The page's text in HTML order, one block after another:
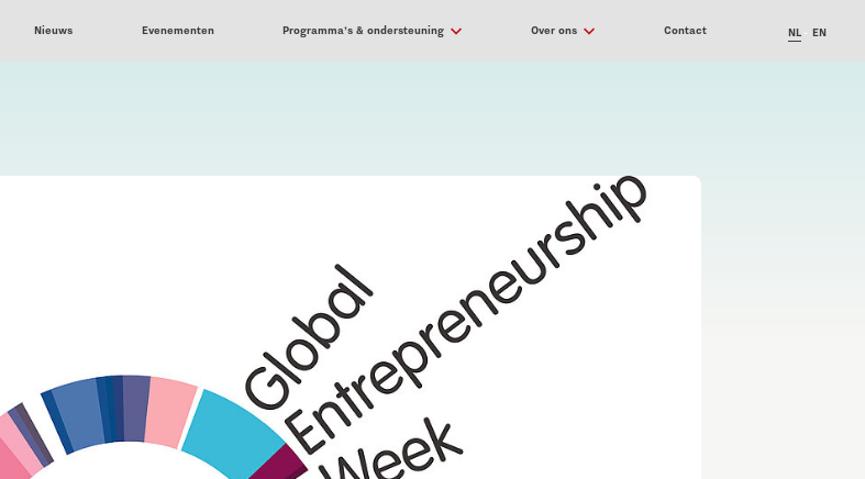
Nieuws Evenementen Programma’s & ondersteuning Over ons Contact NL EN